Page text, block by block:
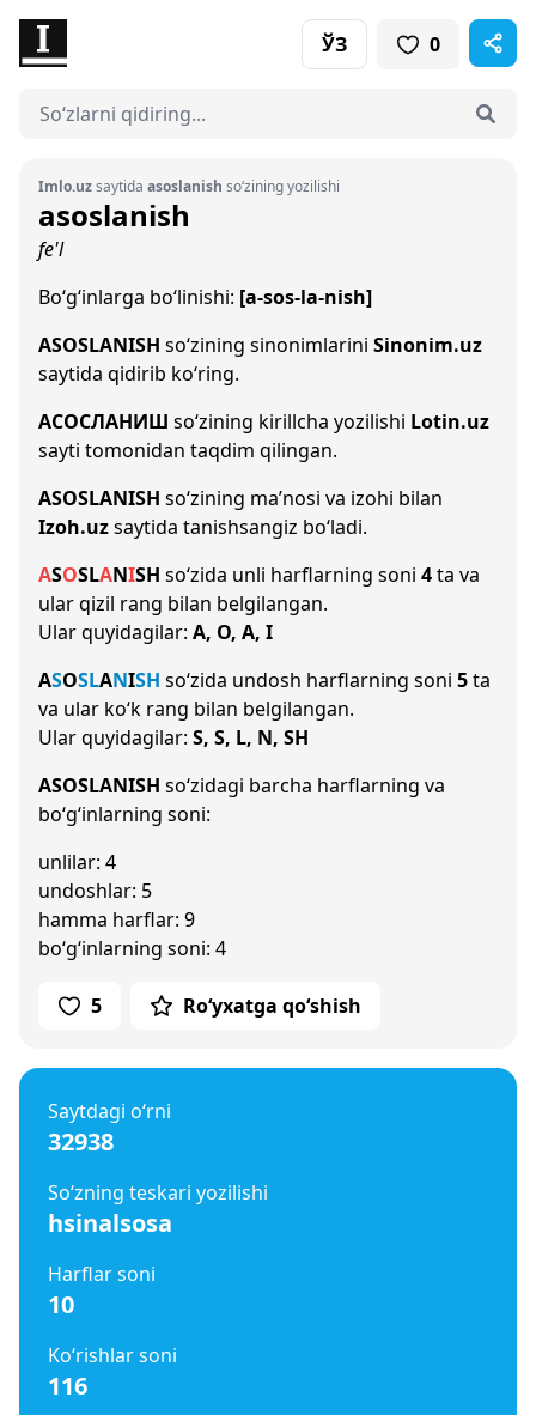
ЎЗ 0
Imlo.uzsaytida asoslanish so‘zining yozilishi
asoslanish
fe'l
Bo‘g‘inlarga bo‘linishi: [a-sos-la-nish]
ASOSLANISH so‘zining sinonimlarini Sinonim.uz
saytida qidirib ko‘ring.
АСОСЛАНИШ so‘zining kirillcha yozilishi Lotin.uz
sayti tomonidan taqdim qilingan.
ASOSLANISH so‘zining ma’nosi va izohi bilan
Izoh.uzsaytida tanishsangiz bo‘ladi.
ASOSLANISH so‘zida unli harflarning soni 4ta va
ular qizil rang bilan belgilangan.
Ular quyidagilar: A, O, A, I
ASOSLANISH so‘zida undosh harflarning soni 5ta
va ular ko‘k rang bilan belgilangan.
Ular quyidagilar: S, S, L, N, SH
ASOSLANISH so‘zidagi barcha harflarning va
bo‘g‘inlarning soni:
unlilar: 4
undoshlar: 5
hamma harflar: 9
bo‘g‘inlarning soni: 4
5 Ro‘yxatga qo‘shish
Saytdagi o‘rni
32938
So‘zning teskari yozilishi
hsinalsosa
Harflar soni
10
Ko‘rishlar soni
116